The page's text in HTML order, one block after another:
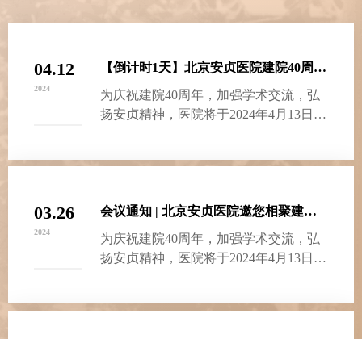
04.12
2024
【倒计时1天】北京安贞医院建院40周年学术会议即将开始
为庆祝建院40周年，加强学术交流，弘
扬安贞精神，医院将于2024年4月13日
03.26
2024
会议通知 | 北京安贞医院邀您相聚建院40周年学术会议
为庆祝建院40周年，加强学术交流，弘
扬安贞精神，医院将于2024年4月13日